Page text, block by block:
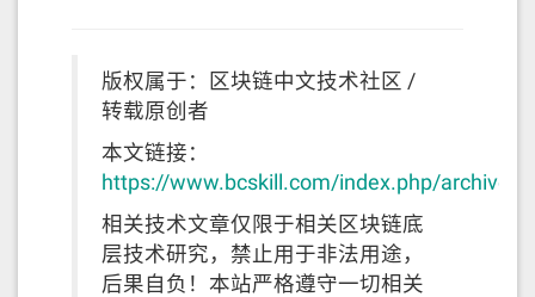
版权属于：区块链中文技术社区 /
转载原创者
本文链接：
https://www.bcskill.com/index.php/archives/
相关技术文章仅限于相关区块链底
层技术研究，禁止用于非法用途，
后果自负！本站严格遵守一切相关